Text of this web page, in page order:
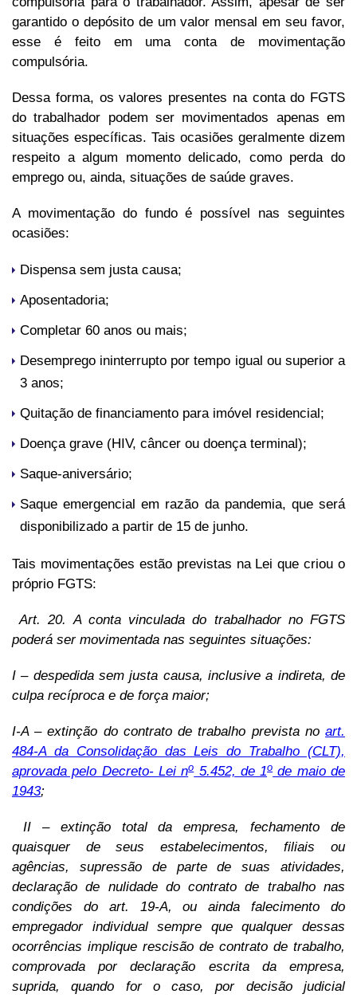
garantido o depósito de um valor mensal em seu favor,
esse é feito em uma conta de movimentação
compulsória.
Dessa forma, os valores presentes na conta do FGTS
do trabalhador podem ser movimentados apenas em
situações específicas. Tais ocasiões geralmente dizem
respeito a algum momento delicado, como perda do
emprego ou, ainda, situações de saúde graves.
A movimentação do fundo é possível nas seguintes
ocasiões:
Dispensa sem justa causa;
Aposentadoria;
Completar 60 anos ou mais;
Desemprego ininterrupto por tempo igual ou superior a
3 anos;
Quitação de financiamento para imóvel residencial;
Doença grave (HIV, câncer ou doença terminal);
Saque-aniversário;
Saque emergencial em razão da pandemia, que será
disponibilizado a partir de 15 de junho.
Tais movimentações estão previstas na Lei que criou o
próprio FGTS:
Art. 20. A conta vinculada do trabalhador no FGTS
poderá ser movimentada nas seguintes situações:
I – despedida sem justa causa, inclusive a indireta, de
culpa recíproca e de força maior;
I-A – extinção do contrato de trabalho prevista no art.
484-A da Consolidação das Leis do Trabalho (CLT),
aprovada pelo Decreto- Lei no5.452, de 1ode maio de
1943;
II – extinção total da empresa, fechamento de
quaisquer de seus estabelecimentos, filiais ou
agências, supressão de parte de suas atividades,
declaração de nulidade do contrato de trabalho nas
condições do art. 19-A, ou ainda falecimento do
empregador individual sempre que qualquer dessas
ocorrências implique rescisão de contrato de trabalho,
comprovada por declaração escrita da empresa,
suprida, quando for o caso, por decisão judicial